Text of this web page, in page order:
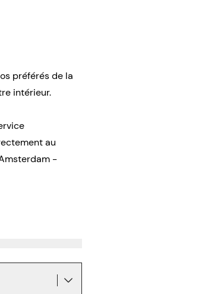
préférés de la
intérieur.
au
-